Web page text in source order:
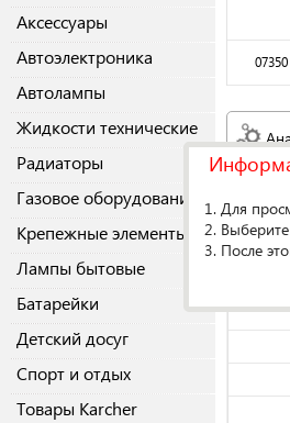
Аксессуары
Автоэлектроника
Автолампы
Жидкости технические
Радиаторы
Газовое оборудование
Крепежные элементы
Лампы бытовые
Батарейки
Детский досуг
Спорт и отдых
Товары Karcher
07350
1. Для
2.
3. После